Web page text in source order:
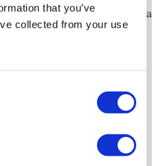
that you’ve
collected from your use
inom företaget som ska
rent tekniskt och
avtalet (om parterna kommer
ska hanteras när
vad avser återlämnande av